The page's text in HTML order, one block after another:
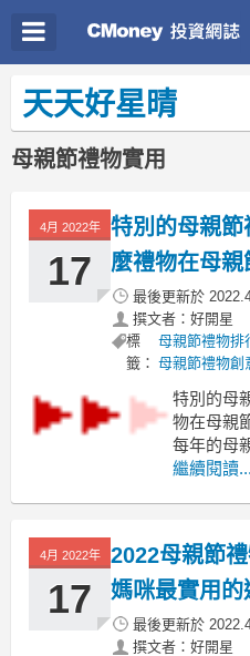
天天好星晴
母親節禮物實用
4月 2022年
17
特別的母親
麼禮物在母親
最後更新於
撰文者：好開星
標
籤：
母親節禮物排
母親節禮物創
特別的母
物在母親
每年的母
別的母親
康乃馨別
節禮物
尋問各位
繼續閱讀...
4月 2022年
17
2022母親節
媽咪最實用的
最後更新於
撰文者：好開星